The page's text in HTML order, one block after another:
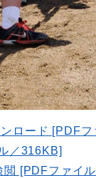
ロード [PDFフ
／316KB]
閲 [PDFファイ